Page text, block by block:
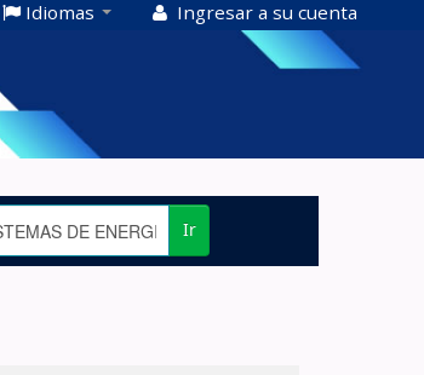
Idiomas Ingresar a su cuenta
Ir